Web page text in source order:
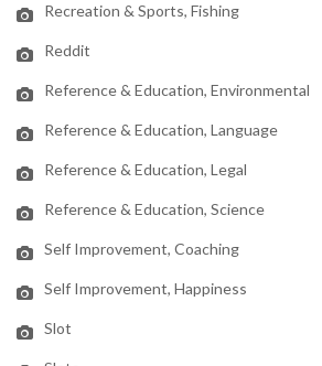
Recreation & Sports, Fishing
Reddit
Reference & Education, Environmental
Reference & Education, Language
Reference & Education, Legal
Reference & Education, Science
Self Improvement, Coaching
Self Improvement, Happiness
Slot